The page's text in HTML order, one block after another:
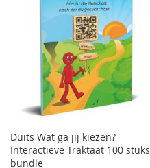
Duits Wat ga jij kiezen?
Interactieve Traktaat 100 stuks
bundle